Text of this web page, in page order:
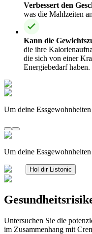
Verbessert den
was die Mahlzeiten
Kann die
die ihre
die sich von einer
Energiebedarf haben.
Um deine
Um deine
Hol dir Listonic
Untersuchen Sie die
im Zusammenhang mit